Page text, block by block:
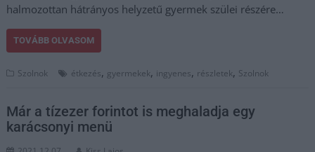
halmozottan hátrányos helyzetű gyermek szülei részére…
TOVÁBB OLVASOM
Szolnok étkezés, gyermekek, ingyenes, részletek, Szolnok
Már a tízezer forintot is meghaladja egy
karácsonyi menü